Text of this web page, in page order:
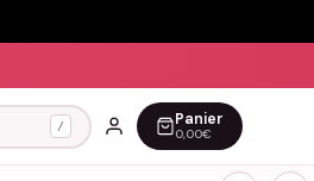
/ Panier
0,00€